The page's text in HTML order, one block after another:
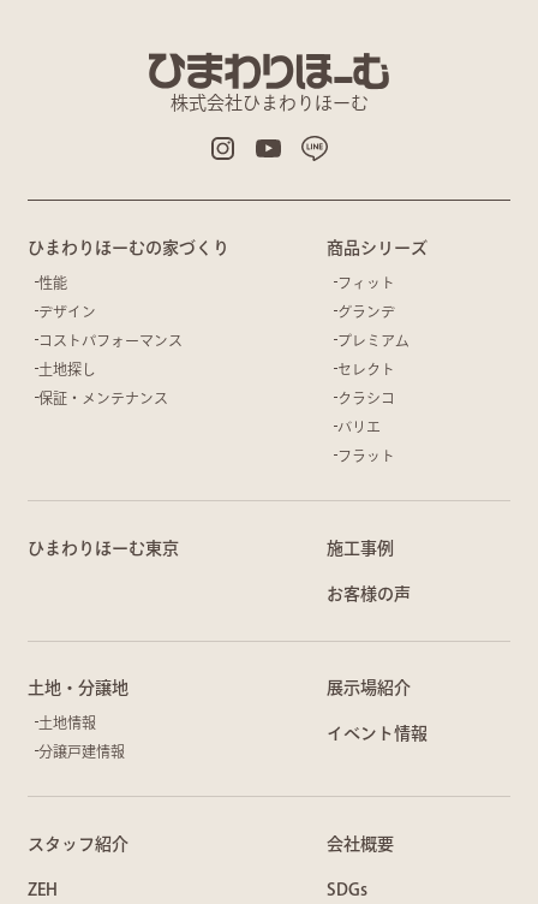
株式会社ひまわりほーむ
ひまわりほーむの家づくり
性能
デザイン
コストパフォーマンス
土地探し
保証・メンテナンス
商品シリーズ
フィット
グランデ
プレミアム
セレクト
クラシコ
バリエ
フラット
ひまわりほーむ東京 施工事例
お客様の声
土地・分譲地
土地情報
分譲戸建情報
展示場紹介
イベント情報
スタッフ紹介 会社概要
ZEH SDGs